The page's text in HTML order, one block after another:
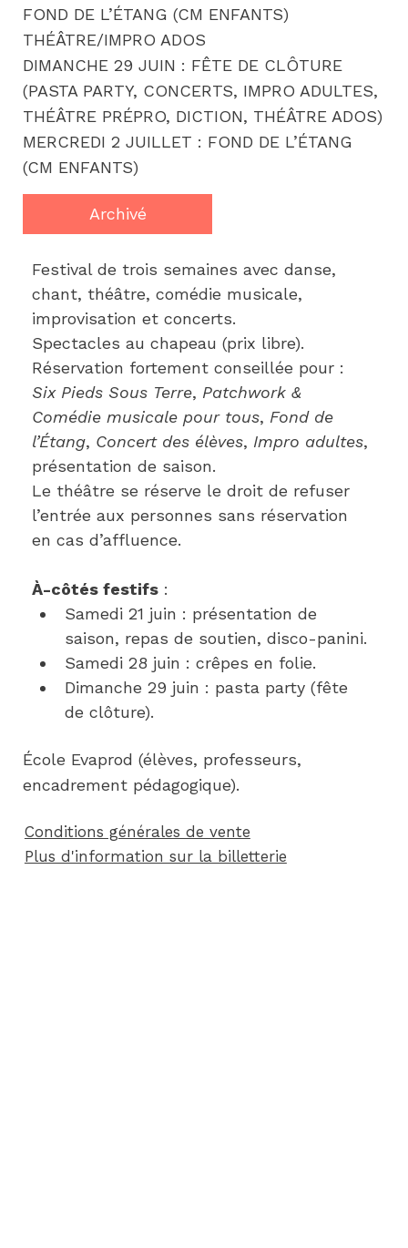
FOND DE L’ÉTANG (CM ENFANTS)
THÉÂTRE/IMPRO ADOS
DIMANCHE 29 JUIN : FÊTE DE CLÔTURE
(PASTA PARTY, CONCERTS, IMPRO ADULTES,
THÉÂTRE PRÉPRO, DICTION, THÉÂTRE ADOS)
MERCREDI 2 JUILLET : FOND DE L’ÉTANG
(CM ENFANTS)
Archivé
École Evaprod (élèves, professeurs,
encadrement pédagogique).
Festival de trois semaines avec danse,
chant, théâtre, comédie musicale,
improvisation et concerts.
Spectacles au chapeau (prix libre).
Réservation fortement conseillée pour :
Six Pieds Sous Terre, Patchwork &
Comédie musicale pour tous, Fond de
l’Étang, Concert des élèves, Impro adultes,
présentation de saison.
Le théâtre se réserve le droit de refuser
l’entrée aux personnes sans réservation
en cas d’affluence.
À-côtés festifs :
Samedi 21 juin : présentation de
saison, repas de soutien, disco-panini.
Samedi 28 juin : crêpes en folie.
Dimanche 29 juin : pasta party (fête
de clôture).
Conditions générales de vente
Plus d'information sur la billetterie